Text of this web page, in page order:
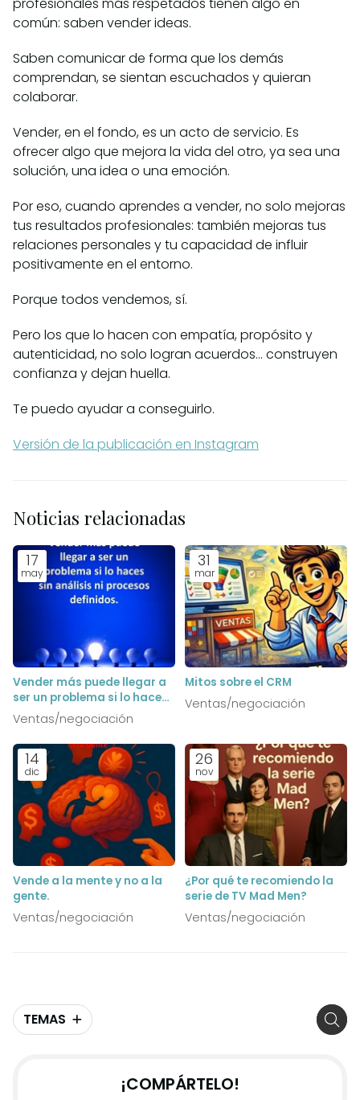
TEMAS
profesionales más respetados tienen algo en
común: saben vender ideas.
Saben comunicar de forma que los demás
comprendan, se sientan escuchados y quieran
colaborar.
Vender, en el fondo, es un acto de servicio. Es
ofrecer algo que mejora la vida del otro, ya sea una
solución, una idea o una emoción.
Por eso, cuando aprendes a vender, no solo mejoras
tus resultados profesionales: también mejoras tus
relaciones personales y tu capacidad de influir
positivamente en el entorno.
Porque todos vendemos, sí.
Pero los que lo hacen con empatía, propósito y
autenticidad, no solo logran acuerdos… construyen
confianza y dejan huella.
Te puedo ayudar a conseguirlo.
Versión de la publicación en Instagram
Noticias relacionadas
17
may
Vender más puede llegar a
ser un problema si lo haces
sin análisis ni procesos
definidos.
Ventas/negociación
31
mar
Mitos sobre el CRM
Ventas/negociación
14
dic
Vende a la mente y no a la
gente.
Ventas/negociación
26
nov
¿Por qué te recomiendo la
serie de TV Mad Men?
Ventas/negociación
¡COMPÁRTELO!